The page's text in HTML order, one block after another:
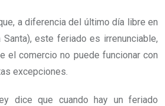
a diferencia del último día libre en
Santa), este feriado es irrenunciable,
el comercio no puede funcionar con
excepciones.
dice que cuando hay un feriado